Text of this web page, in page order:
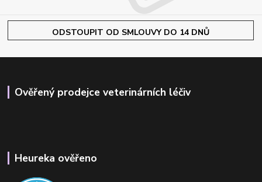
ODSTOUPIT OD SMLOUVY DO 14 DNŮ
Ověřený prodejce veterinárních léčiv
Heureka ověřeno